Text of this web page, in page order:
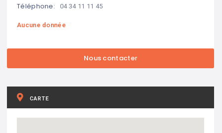
Téléphone: 04 34 11 11 45
Aucune donnée
CARTE